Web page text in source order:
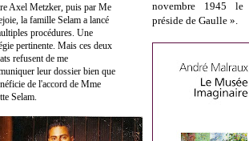
novembre 1945 le
préside de Gaulle ».
Axel Metzker, puis par Me
la famille Selam a lancé
procédures. Une
pertinente. Mais ces deux
refusent de me
leur dossier bien que
de l'accord de Mme
Selam.